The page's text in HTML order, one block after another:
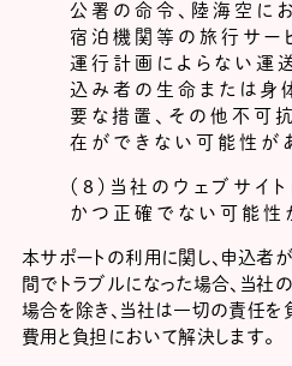
公署の命令、陸海空に
宿泊機関等の旅行サー
運行計画によらない運
込み者の生命または身
要な措置、その他不可
在ができない可能性があ
（８）当社のウェブサイ
かつ正確でない可能性
本サポートの利用に関し、申込者
間でトラブルになった場合、当社
場合を除き、当社は一切の責任を
費用と負担において解決します。